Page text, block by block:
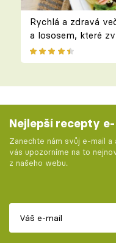
Rychlá a zdravá
a lososem, které
Nejlepší recepty
Zanechte nám svůj e-mail a
vás upozorníme na to
z našeho webu.